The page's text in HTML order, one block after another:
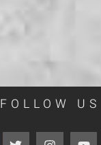
FOLLOW US